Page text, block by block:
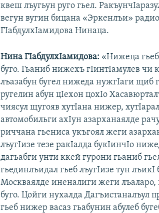
квеш лъугьун руго гьел.
вегун вугин бицана «Эркенлъи»
ГIабдулхIамидова Нинаца.
Нина ГIабдулхIамидова: «Нижеца
буго. Гьаниб нижехъ гIинтIамулев чи
лъазабун бугел нижеда нужгIаги щиб
ругелин абун цIехон цохIо
чиясул щугояв хутIана нижер,
автомобильги ахIун азарханаялде
риччана гьениса укъгоял жеги
лъугIизе тезе ракIалда букIинчIо
дагьабги унти ккей гурони гьаниб
гьединлъидал гьеб лъугIизе тун
Москваялде иненалиги жеги лъаларо,
буго. Цойги нухалда Дагъистаналъул
гьеб нижер васаз гьабунин абулеб